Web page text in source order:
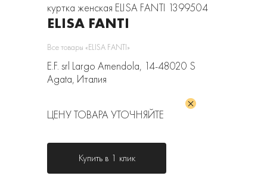
куртка женская ELISA FANTI 1399504
ELISA FANTI
Все товары «ELISA FANTI»
E.F. srl Largo Amendola, 14-48020 S
Agata, Италия
ЦЕНУ ТОВАРА УТОЧНЯЙТЕ
Купить в 1 клик